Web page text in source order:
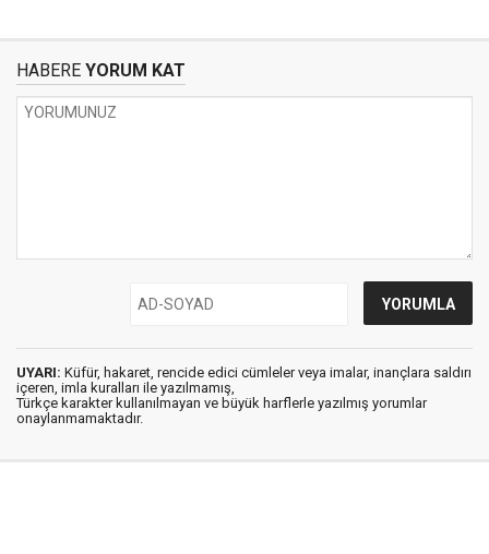
HABERE YORUM KAT
UYARI: Küfür, hakaret, rencide edici cümleler veya imalar, inançlara saldırı
içeren, imla kuralları ile yazılmamış,
Türkçe karakter kullanılmayan ve büyük harflerle yazılmış yorumlar
onaylanmamaktadır.